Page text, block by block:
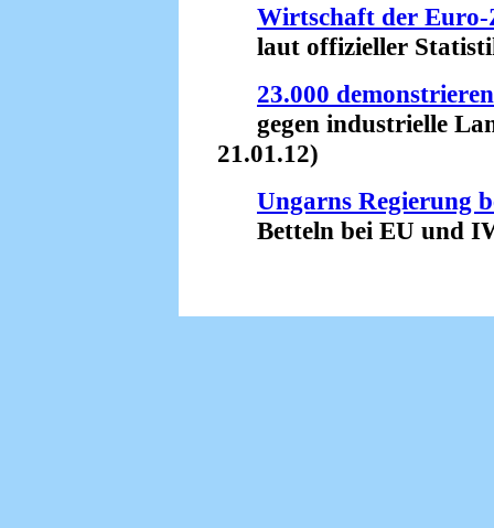
Wirtschaft der
laut offizieller
23.000
gegen industrielle
21.01.12)
Ungarns Regierung
Betteln bei EU und